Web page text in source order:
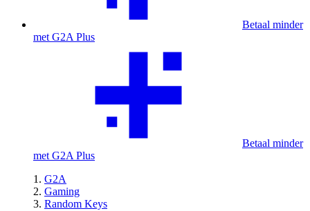
Betaal minder
met G2A Plus
Betaal minder
met G2A Plus
G2A
Gaming
Random Keys